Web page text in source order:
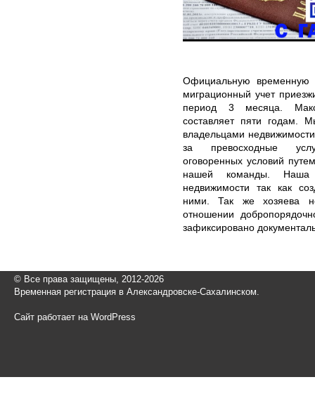
Официальную временную
миграционный учет
период 3 месяца.
составляет пяти годам.
владельцами
за превосходные
оговоренных условий
нашей команды. Наша
недвижимости так как
ними. Так же хозяева
отношении
зафиксировано
© Все права защищены, 2012-2026
Временная регистрация в Александровске-Сахалинском.
Сайт работает на WordPress